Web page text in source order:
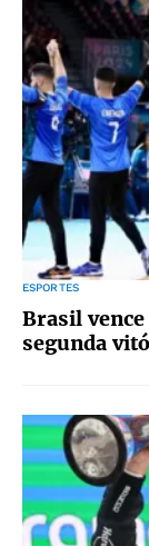
ESPORTES
Brasil vence
segunda